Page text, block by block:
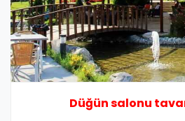
Düğün salonu